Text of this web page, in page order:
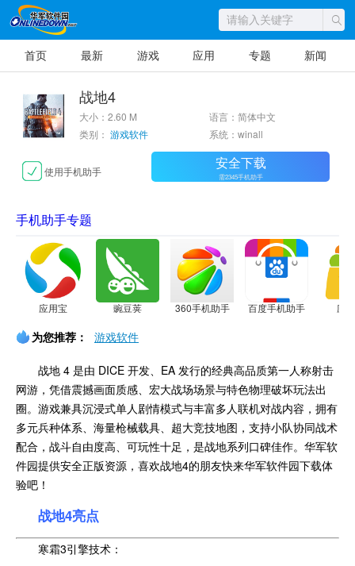
首页 最新 游戏 应用 专题 新闻
战地4
大小：2.60 M
语言：简体中文
类别： 游戏软件 系统：winall
使用手机助手 安全下载
需2345手机助手
手机助手专题
应用宝 豌豆荚 360手机助手 百度手机助手 应
为您推荐： 游戏软件
战地 4 是由 DICE 开发、EA 发行的经典高品质第一人称射击
网游，凭借震撼画面质感、宏大战场场景与特色物理破坏玩法出
圈。游戏兼具沉浸式单人剧情模式与丰富多人联机对战内容，拥有
多元兵种体系、海量枪械载具、超大竞技地图，支持小队协同战术
配合，战斗自由度高、可玩性十足，是战地系列口碑佳作。华军软
件园提供安全正版资源，喜欢战地4的朋友快来华军软件园下载体
验吧！
战地4亮点
寒霜3引擎技术：